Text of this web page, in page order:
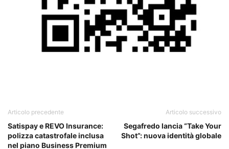
Articolo precedente
Satispay e REVO Insurance:
polizza catastrofale inclusa
nel piano Business Premium
Articolo successivo
Segafredo lancia “Take Your
Shot”: nuova identità globale